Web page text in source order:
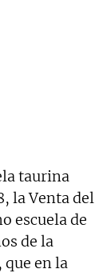
taurina
la Venta del
escuela de
de la
que en la